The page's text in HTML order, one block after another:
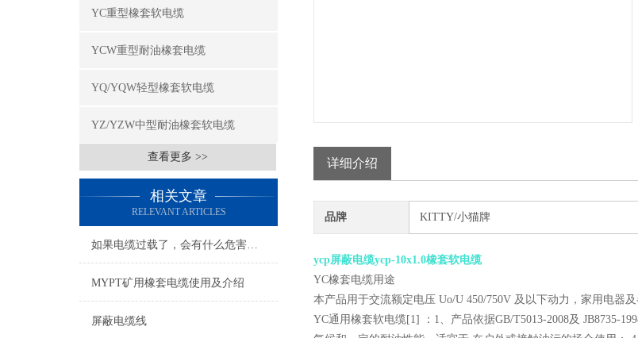
YC重型橡套软电缆
YCW重型耐油橡套电缆
YQ/YQW轻型橡套软电缆
YZ/YZW中型耐油橡套软电缆
查看更多 >>
相关文章
RELEVANT ARTICLES
如果电缆过载了，会有什么危害吗？
MYPT矿用橡套电缆使用及介绍
屏蔽电缆线
详细介绍
品牌 KITTY/小猫牌
ycp屏蔽电缆ycp-10x1.0橡套软电缆
YC橡套电缆用途
本产品用于交流额定电压 Uo/U 450/750V 及以下动力，家用电器
YC通用橡套软电缆[1] ：1、产品依据GB/T5013-2008及 JB8735-